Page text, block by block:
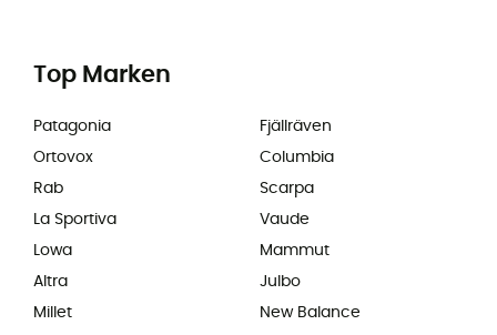
Top Marken
Patagonia
Ortovox
Rab
La Sportiva
Lowa
Altra
Millet
Fjällräven
Columbia
Scarpa
Vaude
Mammut
Julbo
New Balance